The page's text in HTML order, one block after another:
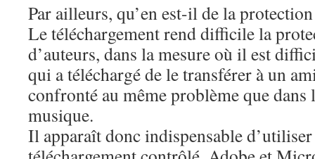
Par ailleurs, qu’en est-il de la
Le téléchargement rend difficile la
d’auteurs, dans la mesure où il est
qui a téléchargé de le transférer à un
confronté au même problème que dans
musique.
Il apparaît donc indispensable d’utiliser